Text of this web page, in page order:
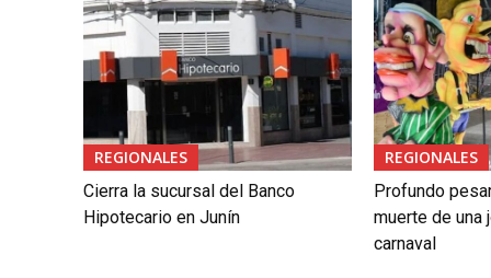
REGIONALES
Cierra la sucursal del Banco
Hipotecario en Junín
REGIONALES
Profundo
muerte de una
carnaval